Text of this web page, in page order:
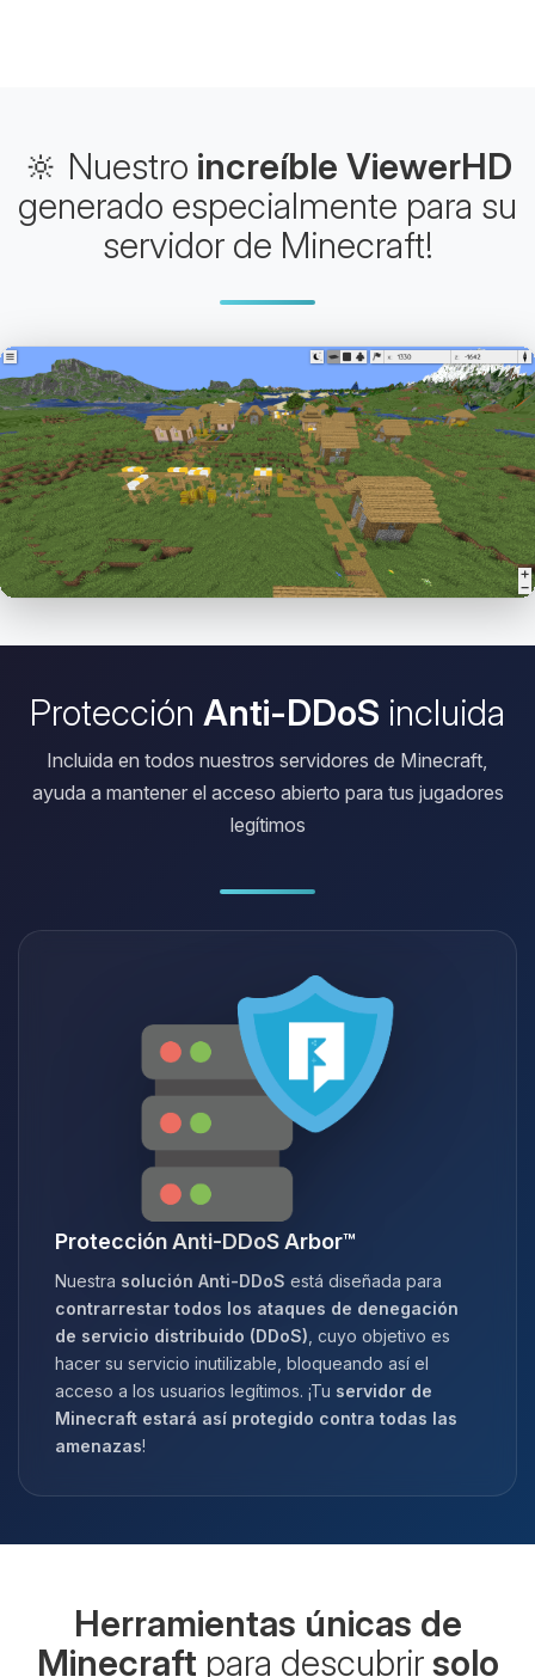
🔆 Nuestro increíble ViewerHD
generado especialmente para su
servidor de Minecraft!
Protección Anti-DDoS incluida
Incluida en todos nuestros servidores de Minecraft,
ayuda a mantener el acceso abierto para tus jugadores
legítimos
Protección Anti-DDoS Arbor™
Nuestra solución Anti-DDoS está diseñada para
contrarrestar todos los ataques de denegación
de servicio distribuido (DDoS) , cuyo objetivo es
hacer su servicio inutilizable, bloqueando así el
acceso a los usuarios legítimos. ¡Tu servidor de
Minecraft estará así protegido contra todas las
amenazas!
Herramientas únicas de
Minecraft para descubrirsolo